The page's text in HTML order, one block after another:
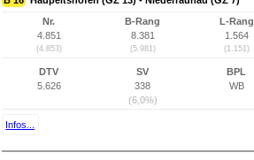
Nr.
4.851
(4.853)
B-Rang
8.381
(5.981)
L-Rang
1.564
(1.151)
DTV
5.626
SV
338
(6,0%)
BPL
WB
Infos...